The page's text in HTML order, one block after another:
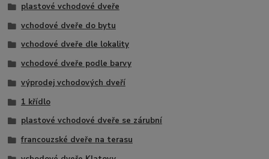
plastové vchodové dveře
vchodové dveře do bytu
vchodové dveře dle lokality
vchodové dveře podle barvy
výprodej vchodových dveří
1 křídlo
plastové vchodové dveře se zárubní
francouzské dveře na terasu